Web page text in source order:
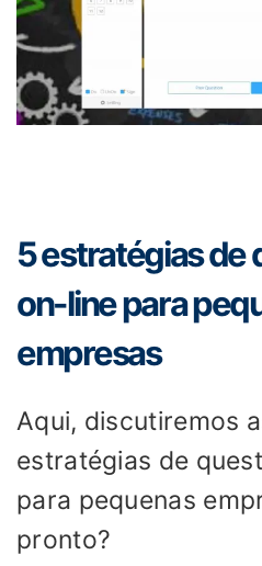
5 estratégias de
on-line para
empresas
Aqui, discutiremos
estratégias de
para pequenas
pronto?